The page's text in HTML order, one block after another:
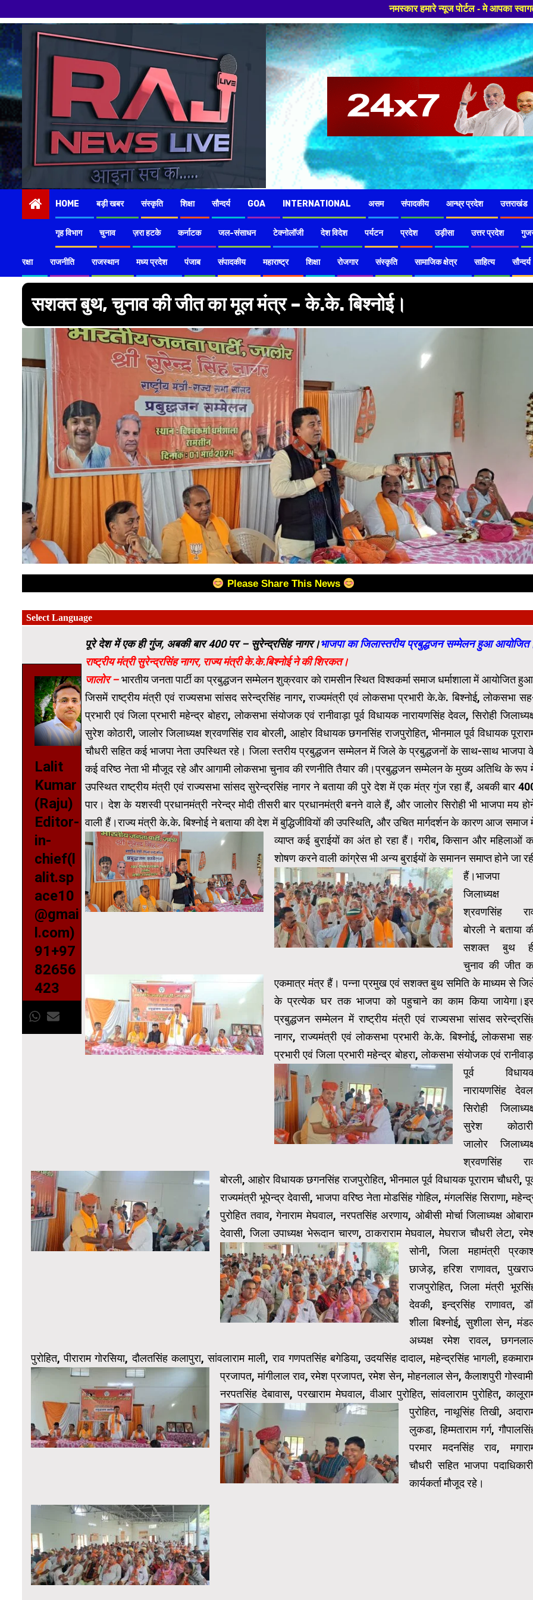
नमस्कार हमारे न्यूज पोर्टल - मे आपका स्वागत हैं ,यहाँ आपको हमेशा
Skip
to
content
HOME बड़ी खबर संस्कृति शिक्षा सौन्दर्य GOA INTERNATIONAL असम संपादकीय आन्ध्र प्रदेश उत्तराखंड
गृह विभाग चुनाव ज़रा हटके कर्नाटक जल-संसाधन टेक्नोलॉजी देश विदेश पर्यटन प्रदेश उड़ीसा उत्तर प्रदेश
रक्षा राजनीति राजस्थान मध्य प्रदेश पंजाब संपादकीय महाराष्ट्र शिक्षा रोजगार संस्कृति सामाजिक क्षेत्र साहित्य सौन्दर्य
सशक्त बुथ, चुनाव की जीत का मूल मंत्र – के.के. बिश्नोई।
Please Share This News
Lalit
Kumar
(Raju)
Editor-
in-
chief(l
alit.sp
ace10
@gmai
l.com)
91+97
82656
423
पूरे देश में एक ही गुंज, अबकी बार 400 पर – सुरेन्द्रसिंह नागर।भाजपा का जिलास्तरीय प्रबुद्धजन सम्मेलन हुआ
राष्ट्रीय मंत्री सुरेन्द्रसिंह नागर, राज्य मंत्री के.के.बिश्नोई ने की शिरकत।
जालोर –भारतीय जनता पार्टी का प्रबुद्धजन सम्मेलन शुक्रवार को रामसीन स्थित विश्वकर्मा समाज धर्माशाला में आयोजित
जिसमें राष्ट्रीय मंत्री एवं राज्यसभा सांसद सरेन्द्रसिंह नागर, राज्यमंत्री एवं लोकसभा प्रभारी के.के. बिश्नोई, लोकसभा
प्रभारी एवं जिला प्रभारी महेन्द्र बोहरा, लोकसभा संयोजक एवं रानीवाड़ा पूर्व विधायक नारायणसिंह देवल, सिरोही
सुरेश कोठारी, जालोर जिलाध्यक्ष श्रवणसिंह राव बोरली, आहोर विधायक छगनसिंह राजपुरोहित, भीनमाल पूर्व विधायक
चौधरी सहित कई भाजपा नेता उपस्थित रहे। जिला स्तरीय प्रबुद्धजन सम्मेलन में जिले के प्रबुद्धजनों के साथ-साथ भाजपा
कई वरिष्ठ नेता भी मौजूद रहे और आगामी लोकसभा चुनाव की रणनीति तैयार की।प्रबुद्धजन सम्मेलन के मुख्य अतिथि के रूप
उपस्थित राष्ट्रीय मंत्री एवं राज्यसभा सांसद सुरेन्द्रसिंह नागर ने बताया की पुरे देश में एक मंत्र गुंज रहा हैं, अबकी बार
पार। देश के यशस्वी प्रधानमंत्री नरेन्द्र मोदी तीसरी बार प्रधानमंत्री बनने वाले हैं, और जालोर सिरोही भी भाजपा मय
वाली हैं।राज्य मंत्री के.के. बिश्नोई ने बताया की देश में बुद्धिजीवियों की उपस्थिति, और उचित मार्गदर्शन के कारण आज समाज
व्याप्त कई बुराईयों का अंत हो रहा हैं। गरीब, किसान और महिलाओं
शोषण करने वाली कांग्रेस भी अन्य बुराईयों के समानन समाप्त होने जा
हैं।भाजपा
जिलाध्यक्ष
श्रवणसिंह
बोरली ने बताया
सशक्त बुथ
चुनाव की जीत
एकमात्र मंत्र हैं। पन्ना प्रमुख एवं सशक्त बुथ समिति के माध्यम से
के प्रत्येक घर तक भाजपा को पहुचाने का काम किया
प्रबुद्धजन सम्मेलन में राष्ट्रीय मंत्री एवं राज्यसभा सांसद
नागर, राज्यमंत्री एवं लोकसभा प्रभारी के.के. बिश्नोई, लोकसभा
प्रभारी एवं जिला प्रभारी महेन्द्र बोहरा,लोकसभा संयोजक एवं
पूर्व
नारायणसिंह
सिरोही
सुरेश
जालोर
श्रवणसिंह
बोरली, आहोर विधायक छगनसिंह राजपुरोहित, भीनमाल पूर्व विधायक पूराराम चौधरी,
राज्यमंत्री भूपेन्द्र देवासी, भाजपा वरिष्ठ नेता मोडसिंह गोहिल, मंगलसिंह सिराणा,
पुरोहित तवाव, गेनाराम मेघवाल, नरपतसिंह अरणाय, ओबीसी मोर्चा जिलाध्यक्ष
देवासी, जिला उपाध्यक्ष भेरूदान चारण, ठाकराराम मेघवाल, मेघराज चौधरी लेटा,
सोनी,जिला महामंत्री
छाजेड़, हरिश राणावत,
राजपुरोहित, जिला मंत्री
देवकी, इन्द्रसिंह राणावत,
शीला बिश्नोई, सुशीला सेन,
अध्यक्ष रमेश रावल,
पुरोहित, पीराराम गोरसिया, दौलतसिंह कलापुरा, सांवलाराम माली, राव गणपतसिंह बगेडिया, उदयसिंह दादाल, महेन्द्रसिंह भागली,
प्रजापत, मांगीलाल राव,रमेश प्रजापत, रमेश सेन, मोहनलाल सेन, कैलाशपुरी
नरपतसिंह देबावास, परखाराम मेघवाल, वीआर पुरोहित, सांवलाराम पुरोहित,
पुरोहित, नाथूसिंह तिखी,
लुकडा, हिम्मताराम गर्ग,
परमार मदनसिंह राव,
चौधरी सहित भाजपा
कार्यकर्ता मौजूद रहे।